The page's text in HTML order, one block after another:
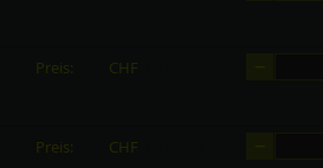
Preis: CHF
Preis: CHF